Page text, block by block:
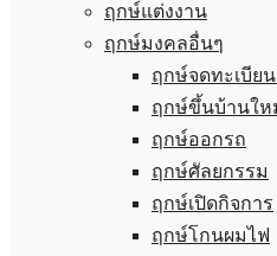
ฤกษ์แต่งงาน
ฤกษ์มงคลอื่นๆ
ฤกษ์จดทะเบีย
ฤกษ์ขึ้นบ้านให
ฤกษ์ออกรถ
ฤกษ์ศัลยกรรม
ฤกษ์เปิดกิจการ
ฤกษ์โกนผมไฟ